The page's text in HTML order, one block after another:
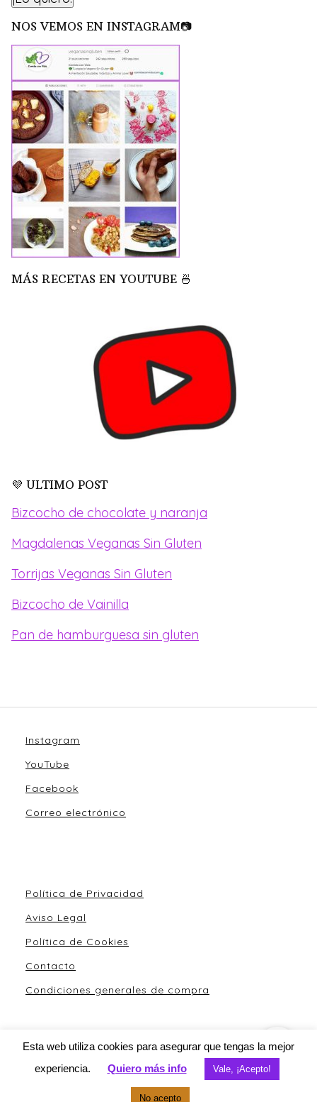
NOS VEMOS EN INSTAGRAM📷
MÁS RECETAS EN YOUTUBE 🍜
💜 ULTIMO POST
Bizcocho de chocolate y naranja
Magdalenas Veganas Sin Gluten
Torrijas Veganas Sin Gluten
Bizcocho de Vainilla
Pan de hamburguesa sin gluten
Instagram
YouTube
Facebook
Correo electrónico
Política de Privacidad
Aviso Legal
Política de Cookies
Contacto
Condiciones generales de compra
Comida con Vida
Esta web utiliza cookies para asegurar que tengas la mejor
experiencia.
Quiero más info Vale, ¡Acepto!
No acepto